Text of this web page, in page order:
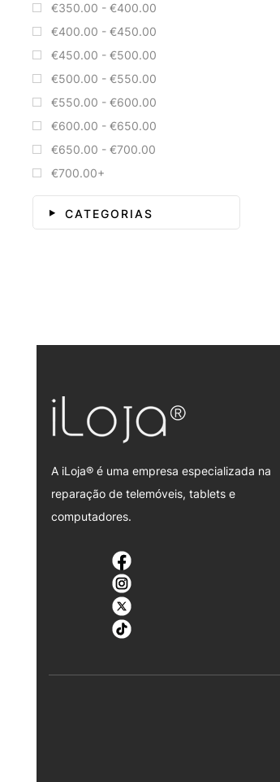
€350.00 - €400.00
€400.00 - €450.00
€450.00 - €500.00
€500.00 - €550.00
€550.00 - €600.00
€600.00 - €650.00
€650.00 - €700.00
€700.00+
CATEGORIAS
A iLoja® é uma empresa especializada na
reparação de telemóveis, tablets e
computadores.